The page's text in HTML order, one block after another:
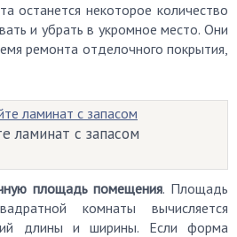
останется некоторое количество
и убрать в укромное место. Они
ремонта отделочного покрытия,
ламинат с запасом
площадь помещения. Площадь
комнаты вычисляется
длины и ширины. Если форма